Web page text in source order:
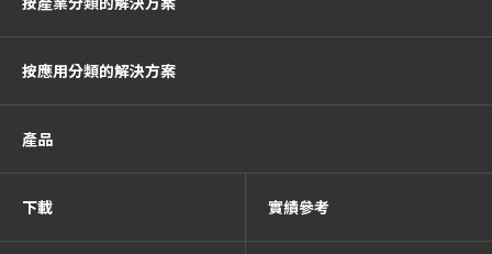
按應用分類的解決方案
產品
下載 實績參考